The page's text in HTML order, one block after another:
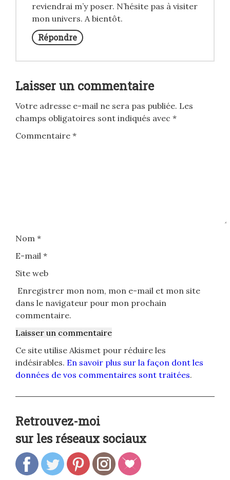
reviendrai m’y poser. N’hésite pas à visiter
mon univers. A bientôt.
Répondre
Laisser un commentaire
Votre adresse e-mail ne sera pas publiée. Les
champs obligatoires sont indiqués avec *
Commentaire *
Nom *
E-mail *
Site web
Enregistrer mon nom, mon e-mail et mon site
dans le navigateur pour mon prochain
commentaire.
Ce site utilise Akismet pour réduire les
indésirables. En savoir plus sur la façon dont les
données de vos commentaires sont traitées.
Retrouvez-moi
sur les réseaux sociaux